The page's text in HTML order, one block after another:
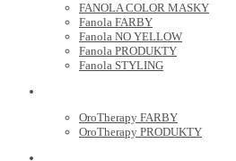
FANOLA COLOR MASKY
Fanola FARBY
Fanola NO YELLOW
Fanola PRODUKTY
Fanola STYLING
OroTherapy FARBY
OroTherapy PRODUKTY